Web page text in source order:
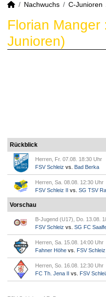
Nachwuchs C-Junioren
Florian Manger
Junioren)
Rückblick
Herren, Fr. 07.08. 18:30 Uhr
FSV Schleiz vs. Bad Berka
Herren, Sa. 08.08. 12:30 Uhr
FSV Schleiz II vs. SG TSV
Vorschau
B-Jugend (U17), Do. 13.08.
FSV Schleiz vs. SG FC
Herren, Sa. 15.08. 14:00 Uhr
Fahner Höhe vs. FSV Schleiz
Herren, So. 16.08. 12:30 Uhr
FC Th. Jena II vs. FSV